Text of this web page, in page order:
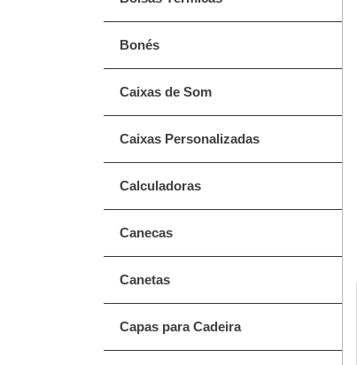
Bonés
Caixas de Som
Caixas Personalizadas
Calculadoras
Canecas
Canetas
Capas para Cadeira